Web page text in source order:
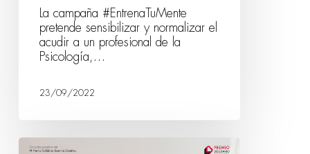
La campaña #EntrenaTuMente
pretende sensibilizar y normalizar el
acudir a un profesional de la
Psicología,…
23/09/2022